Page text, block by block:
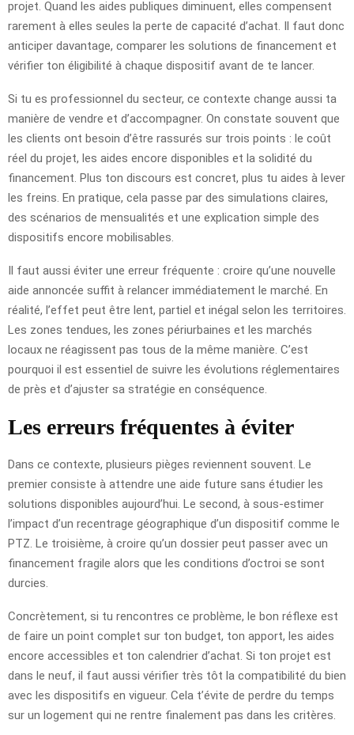
projet. Quand les aides publiques diminuent, elles compensent
rarement à elles seules la perte de capacité d’achat. Il faut donc
anticiper davantage, comparer les solutions de financement et
vérifier ton éligibilité à chaque dispositif avant de te lancer.
Si tu es professionnel du secteur, ce contexte change aussi ta
manière de vendre et d’accompagner. On constate souvent que
les clients ont besoin d’être rassurés sur trois points : le coût
réel du projet, les aides encore disponibles et la solidité du
financement. Plus ton discours est concret, plus tu aides à lever
les freins. En pratique, cela passe par des simulations claires,
des scénarios de mensualités et une explication simple des
dispositifs encore mobilisables.
Il faut aussi éviter une erreur fréquente : croire qu’une nouvelle
aide annoncée suffit à relancer immédiatement le marché. En
réalité, l’effet peut être lent, partiel et inégal selon les territoires.
Les zones tendues, les zones périurbaines et les marchés
locaux ne réagissent pas tous de la même manière. C’est
pourquoi il est essentiel de suivre les évolutions réglementaires
de près et d’ajuster sa stratégie en conséquence.
Les erreurs fréquentes à éviter
Dans ce contexte, plusieurs pièges reviennent souvent. Le
premier consiste à attendre une aide future sans étudier les
solutions disponibles aujourd’hui. Le second, à sous-estimer
l’impact d’un recentrage géographique d’un dispositif comme le
PTZ. Le troisième, à croire qu’un dossier peut passer avec un
financement fragile alors que les conditions d’octroi se sont
durcies.
Concrètement, si tu rencontres ce problème, le bon réflexe est
de faire un point complet sur ton budget, ton apport, les aides
encore accessibles et ton calendrier d’achat. Si ton projet est
dans le neuf, il faut aussi vérifier très tôt la compatibilité du bien
avec les dispositifs en vigueur. Cela t’évite de perdre du temps
sur un logement qui ne rentre finalement pas dans les critères.